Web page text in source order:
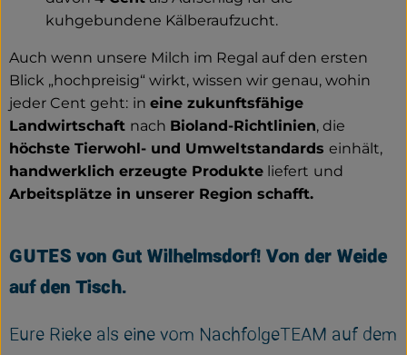
kuhgebundene Kälberaufzucht.
Auch wenn unsere Milch im Regal auf den ersten
Blick „hochpreisig“ wirkt, wissen wir genau, wohin
jeder Cent geht: in eine zukunftsfähige
Landwirtschaft nach Bioland-Richtlinien, die
höchste Tierwohl- und Umweltstandards einhält,
handwerklich erzeugte Produkte liefert und
Arbeitsplätze in unserer Region schafft.
GUTES von Gut Wilhelmsdorf! Von der Weide
auf den Tisch.
Eure Rieke als eine vom NachfolgeTEAM auf dem